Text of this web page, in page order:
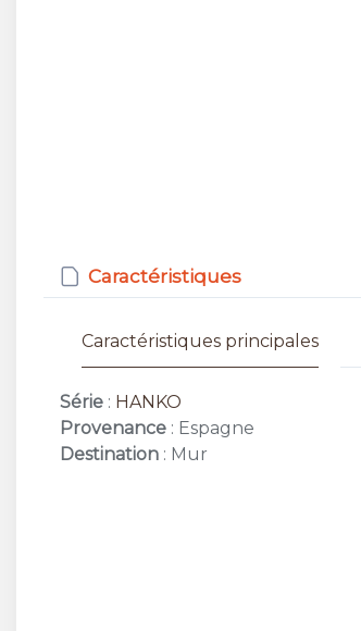
Caractéristiques
Caractéristiques principales
Série : HANKO
Provenance : Espagne
Destination : Mur